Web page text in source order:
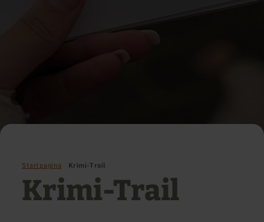
Startpagina Krimi-Trail
Krimi-Trail